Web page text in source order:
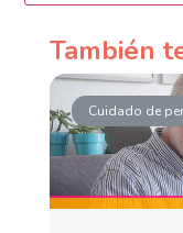
También
Cuidado de